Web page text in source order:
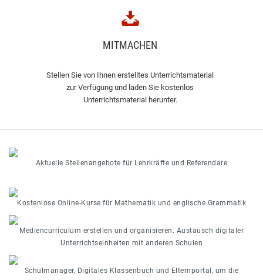
MITMACHEN
Stellen Sie von Ihnen erstelltes Unterrichtsmaterial
zur Verfügung und laden Sie kostenlos
Unterrichtsmaterial herunter.
Aktuelle Stellenangebote für Lehrkräfte und Referendare
Kostenlose Online-Kurse für Mathematik und englische Grammatik
Mediencurriculum erstellen und organisieren. Austausch digitaler
Unterrichtseinheiten mit anderen Schulen
Schulmanager, Digitales Klassenbuch und Elternportal, um die